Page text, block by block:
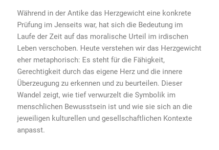
Während in der Antike das Herzgewicht eine konkrete
Prüfung im Jenseits war, hat sich die Bedeutung im
Laufe der Zeit auf das moralische Urteil im irdischen
Leben verschoben. Heute verstehen wir das Herzgewicht
eher metaphorisch: Es steht für die Fähigkeit,
Gerechtigkeit durch das eigene Herz und die innere
Überzeugung zu erkennen und zu beurteilen. Dieser
Wandel zeigt, wie tief verwurzelt die Symbolik im
menschlichen Bewusstsein ist und wie sie sich an die
jeweiligen kulturellen und gesellschaftlichen Kontexte
anpasst.